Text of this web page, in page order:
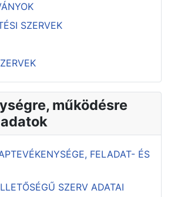
SZERVEK
működésre
FELADAT- ÉS
SZERV ADATAI